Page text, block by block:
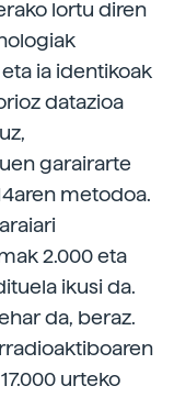
lortu diren
ia identikoak
datazioa
garairarte
metodoa.
2.000 eta
ikusi da.
da, beraz.
urteko